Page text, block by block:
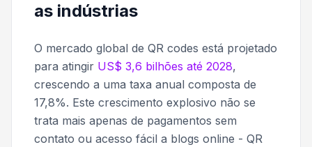
as indústrias
O mercado global de QR codes está projetado
para atingir US$ 3,6 bilhões até 2028,
crescendo a uma taxa anual composta de
17,8%. Este crescimento explosivo não se
trata mais apenas de pagamentos sem
contato ou acesso fácil a blogs online - QR